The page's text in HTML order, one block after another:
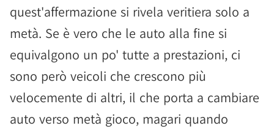
quest'affermazione si rivela veritiera solo a
metà. Se è vero che le auto alla fine si
equivalgono un po' tutte a prestazioni, ci
sono però veicoli che crescono più
velocemente di altri, il che porta a cambiare
auto verso metà gioco, magari quando